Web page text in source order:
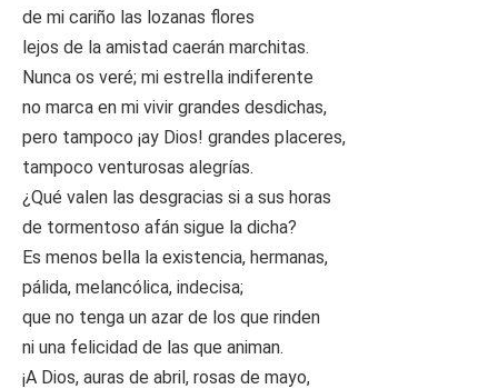
de mi cariño las lozanas flores
lejos de la amistad caerán marchitas.
Nunca os veré; mi estrella indiferente
no marca en mi vivir grandes desdichas,
pero tampoco ¡ay Dios! grandes placeres,
tampoco venturosas alegrías.
¿Qué valen las desgracias si a sus horas
de tormentoso afán sigue la dicha?
Es menos bella la existencia, hermanas,
pálida, melancólica, indecisa;
que no tenga un azar de los que rinden
ni una felicidad de las que animan.
¡A Dios, auras de abril, rosas de mayo,